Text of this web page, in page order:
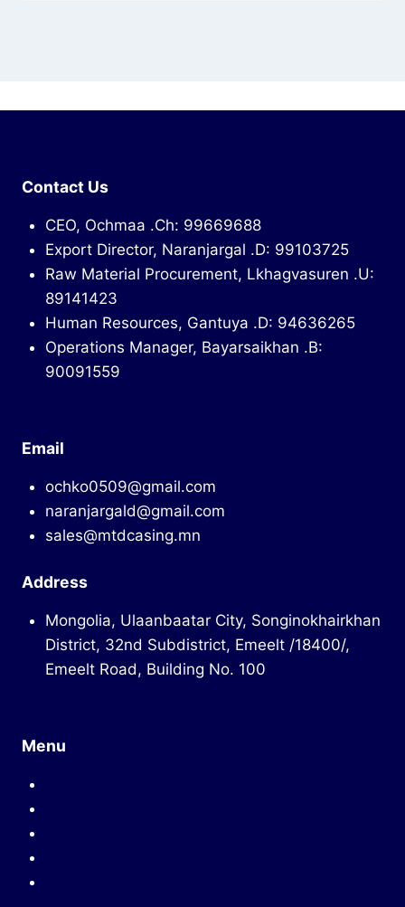
Contact Us
CEO, Ochmaa .Ch: 99669688
Export Director, Naranjargal .D: 99103725
Raw Material Procurement, Lkhagvasuren .U:
89141423
Human Resources, Gantuya .D: 94636265
Operations Manager, Bayarsaikhan .B:
90091559
Email
ochko0509@gmail.com
naranjargald@gmail.com
sales@mtdcasing.mn
Address
Mongolia, Ulaanbaatar City, Songinokhairkhan
District, 32nd Subdistrict, Emeelt /18400/,
Emeelt Road, Building No. 100
Menu